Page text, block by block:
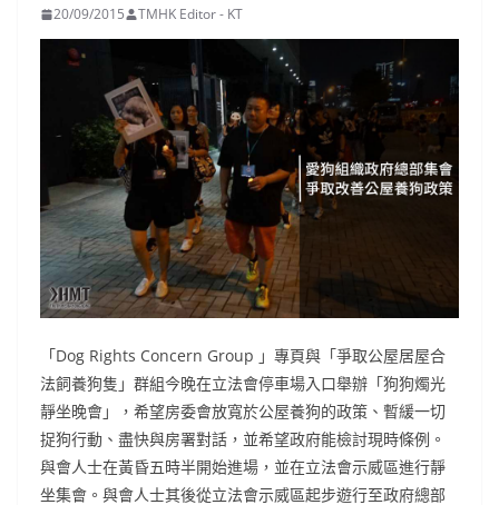
20/09/2015 TMHK Editor - KT
「Dog Rights Concern Group 」專頁與「爭取公屋居屋合
法飼養狗隻」群組今晚在立法會停車場入口舉辦「狗狗燭光
靜坐晚會」，希望房委會放寬於公屋養狗的政策、暫緩一切
捉狗行動、盡快與房署對話，並希望政府能檢討現時條例。
與會人士在黃昏五時半開始進場，並在立法會示威區進行靜
坐集會。與會人士其後從立法會示威區起步遊行至政府總部